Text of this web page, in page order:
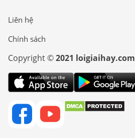
Liên hệ
Chính sách
Copyright ©2021 loigiaihay.com